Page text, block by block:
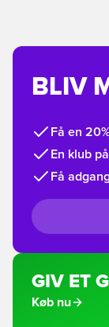
BLIV
Få en
En klub
Få
GIV ET
Køb nu